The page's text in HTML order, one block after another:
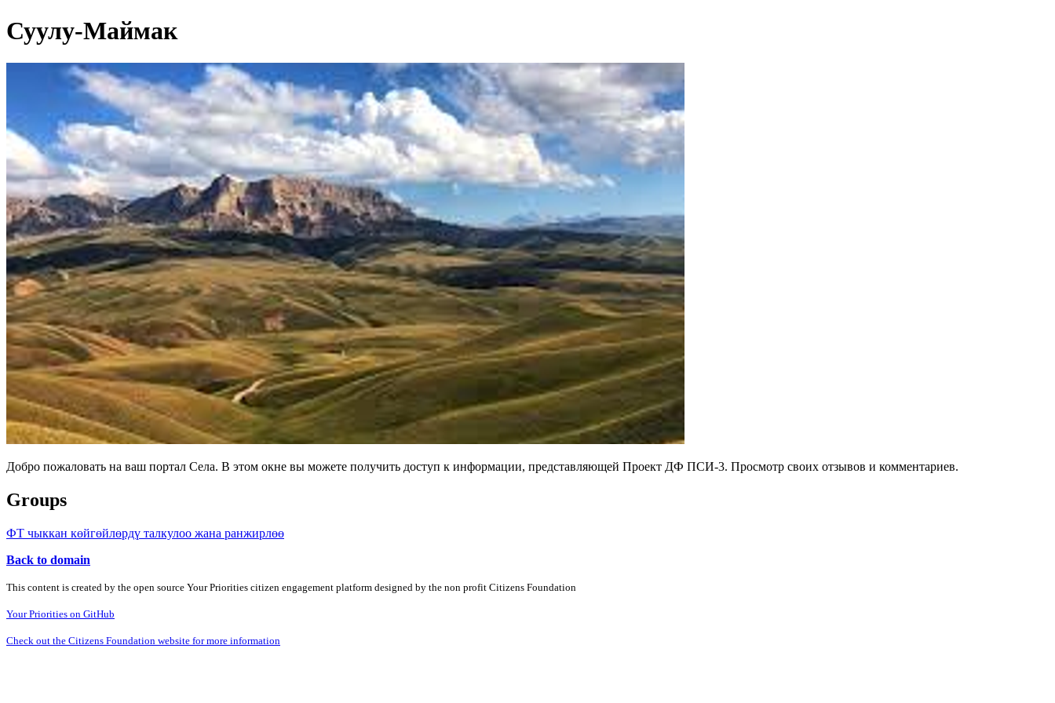
Суулу-Маймак
Добро пожаловать на ваш портал Села. В этом окне вы можете получить доступ к информации, представляющей Проект ДФ ПСИ-3. Просмотр своих отзывов и комментариев.
Groups
ФТ чыккан көйгөйлөрдү талкулоо жана ранжирлөө
Back to domain
This content is created by the open source Your Priorities citizen engagement platform designed by the non profit Citizens Foundation
Your Priorities on GitHub
Check out the Citizens Foundation website for more information